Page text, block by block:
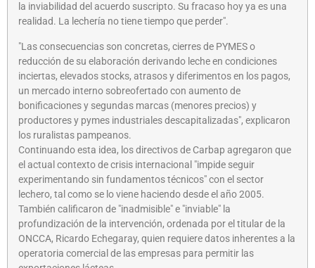
la inviabilidad del acuerdo suscripto. Su fracaso hoy ya es una
realidad. La lechería no tiene tiempo que perder".
"Las consecuencias son concretas, cierres de PYMES o
reducción de su elaboración derivando leche en condiciones
inciertas, elevados stocks, atrasos y diferimentos en los pagos,
un mercado interno sobreofertado con aumento de
bonificaciones y segundas marcas (menores precios) y
productores y pymes industriales descapitalizadas", explicaron
los ruralistas pampeanos.
Continuando esta idea, los directivos de Carbap agregaron que
el actual contexto de crisis internacional "impide seguir
experimentando sin fundamentos técnicos" con el sector
lechero, tal como se lo viene haciendo desde el año 2005.
También calificaron de "inadmisible" e "inviable" la
profundización de la intervención, ordenada por el titular de la
ONCCA, Ricardo Echegaray, quien requiere datos inherentes a la
operatoria comercial de las empresas para permitir las